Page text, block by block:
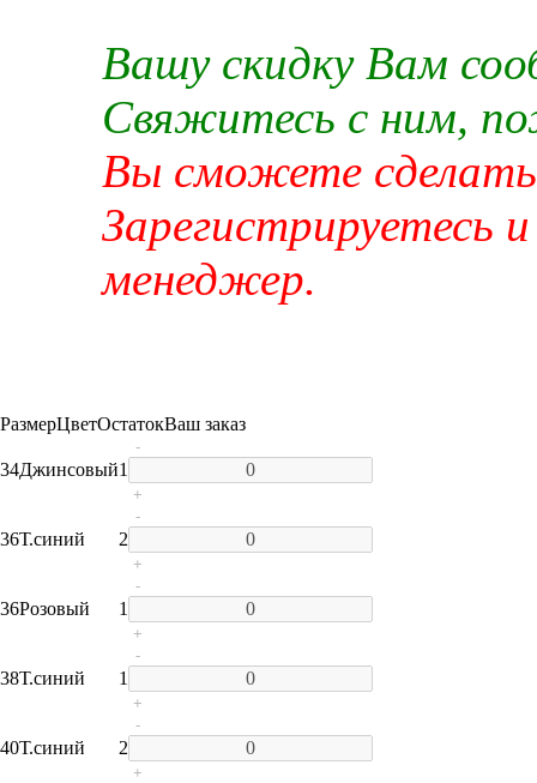
Вашу скидку Вам
Свяжитесь с ним,
Вы сможете сделать
Зарегистрируетесь
менеджер.
РазмерЦветОстатокВаш заказ
34Джинсовый1
-
+
36Т.синий 2
-
+
36Розовый 1
-
+
38Т.синий 1
-
+
40Т.синий 2
-
+